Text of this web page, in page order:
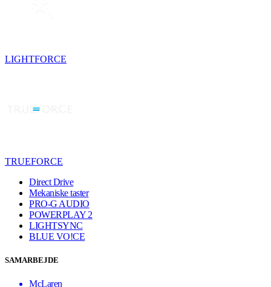
LIGHTFORCE
TRUEFORCE
Direct Drive
Mekaniske taster
PRO-G AUDIO
POWERPLAY 2
LIGHTSYNC
BLUE VO!CE
SAMARBEJDE
McLaren